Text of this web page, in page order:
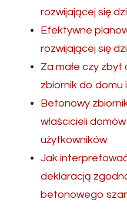
rozwijającej się
Efektywne
rozwijającej się
Za małe czy
zbiornik do domu i
Betonowy
właścicieli
użytkowników
Jak
deklaracją
betonowego